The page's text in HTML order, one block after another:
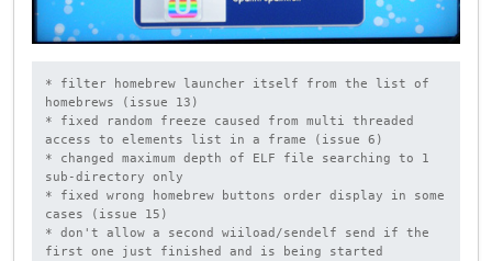
* filter homebrew launcher itself from the list of
homebrews (issue 13)
* fixed random freeze caused from multi threaded
access to elements list in a frame (issue 6)
* changed maximum depth of ELF file searching to 1
sub-directory only
* fixed wrong homebrew buttons order display in some
cases (issue 15)
* don't allow a second wiiload/sendelf send if the
first one just finished and is being started